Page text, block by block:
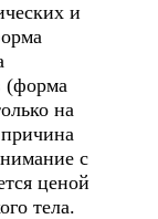
и
(форма
на
с
ценой
тела.